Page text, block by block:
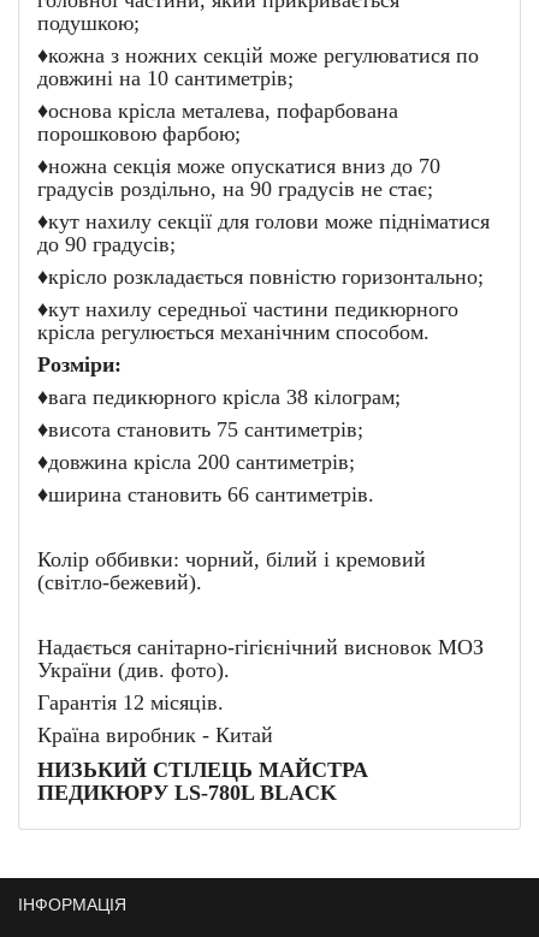
подушкою;
♦кожна з ножних секцій може регулюватися по
довжині на 10 сантиметрів;
♦основа крісла металева, пофарбована
порошковою фарбою;
♦ножна секція може опускатися вниз до 70
градусів роздільно, на 90 градусів не стає;
♦кут нахилу секції для голови може підніматися
до 90 градусів;
♦крісло розкладається повністю горизонтально;
♦кут нахилу середньої частини педикюрного
крісла регулюється механічним способом.
Розміри:
♦вага педикюрного крісла 38 кілограм;
♦висота становить 75 сантиметрів;
♦довжина крісла 200 сантиметрів;
♦ширина становить 66 сантиметрів.
Колір оббивки: чорний, білий і кремовий
(світло-бежевий).
Надається санітарно-гігієнічний висновок МОЗ
України (див. фото).
Гарантія 12 місяців.
Країна виробник - Китай
НИЗЬКИЙ СТІЛЕЦЬ МАЙСТРА
ПЕДИКЮРУ LS-780L BLACK
ІНФОРМАЦІЯ